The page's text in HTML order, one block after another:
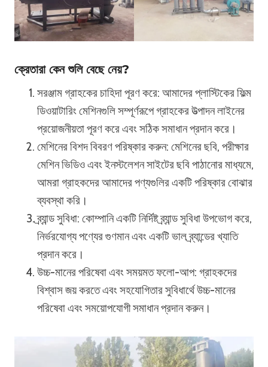
ক্রেতারা কেন শুলি বেছে নেয়?
সরঞ্জাম গ্রাহকের চাহিদা পূরণ করে: আমাদের প্লাস্টিকের ফিল্ম
ডিওয়াটারিং মেশিনগুলি সম্পূর্ণরূপে গ্রাহকের উত্পাদন লাইনের
প্রয়োজনীয়তা পূরণ করে এবং সঠিক সমাধান প্রদান করে।
মেশিনের বিশদ বিবরণ পরিষ্কার করুন: মেশিনের ছবি, পরীক্ষার
মেশিন ভিডিও এবং ইনস্টলেশন সাইটের ছবি পাঠানোর মাধ্যমে,
আমরা গ্রাহকদের আমাদের পণ্যগুলির একটি পরিষ্কার বোঝার
ব্যবস্থা করি।
ব্র্যান্ড সুবিধা: কোম্পানি একটি নির্দিষ্ট ব্র্যান্ড সুবিধা উপভোগ করে,
নির্ভরযোগ্য পণ্যের গুণমান এবং একটি ভাল ব্র্যান্ডের খ্যাতি
প্রদান করে।
উচ্চ-মানের পরিষেবা এবং সময়মত ফলো-আপ: গ্রাহকদের
বিশ্বাস জয় করতে এবং সহযোগিতার সুবিধার্থে উচ্চ-মানের
পরিষেবা এবং সময়োপযোগী সমাধান প্রদান করুন।